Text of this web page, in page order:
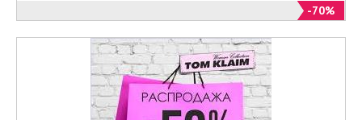
-70%